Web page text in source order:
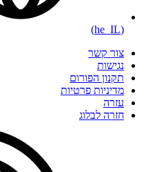
(he_IL)
צור קשר
נגישות
תקנון הפורום
מדיניות פרטיות
עזרה
חזרה לבלוג